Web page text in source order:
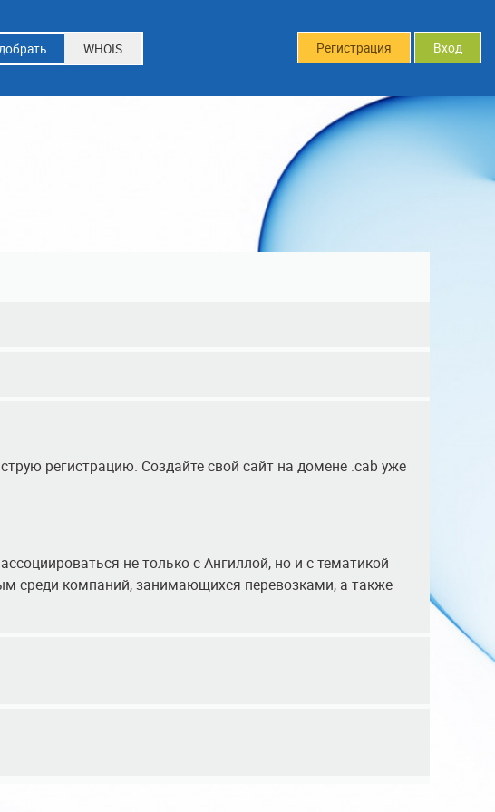
Регистрация Вход
WHOIS
регистрацию. Создайте свой сайт на домене .cab уже
не только с Ангиллой, но и с тематикой
среди компаний, занимающихся перевозками, а также